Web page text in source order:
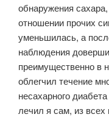
обнаружения
отношении прочих
уменьшилась, а
наблюдения
преимущественно в
облегчил течение
несахарного
лечил я сам, из